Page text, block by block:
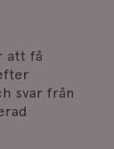
att få
svar från